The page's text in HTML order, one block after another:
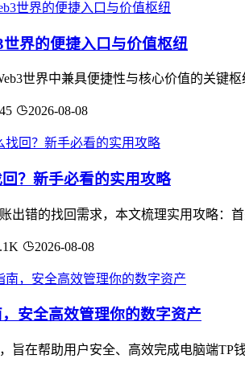
界的便捷入口与价值枢纽
世界中兼具便捷性与核心价值的关键
2026-08-08
？新手必看的实用攻略
出错的找回需求，本文梳理实用攻略：
2026-08-08
安全高效管理你的数字资产
旨在帮助用户安全、高效完成电脑端